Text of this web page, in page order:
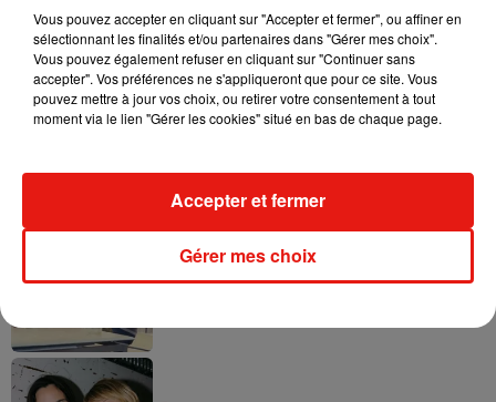
Madonna sort enfin le remix de « Love
Tayc et Didi B dévoilent le single le plus
dansant de l’année
Vous pouvez accepter en cliquant sur "Accepter et fermer", ou affiner en
sélectionnant les finalités et/ou partenaires dans "Gérer mes choix".
Vous pouvez également refuser en cliquant sur "Continuer sans
accepter". Vos préférences ne s'appliqueront que pour ce site. Vous
pouvez mettre à jour vos choix, ou retirer votre consentement à tout
moment via le lien "Gérer les cookies" situé en bas de chaque page.
Gérer mes choix
Accepter et fermer